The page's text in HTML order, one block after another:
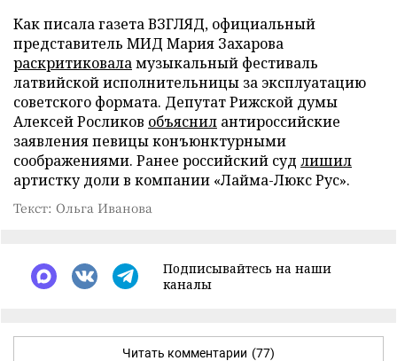
Как писала газета ВЗГЛЯД, официальный
представитель МИД Мария Захарова
раскритиковаламузыкальный фестиваль
латвийской исполнительницы за эксплуатацию
советского формата. Депутат Рижской думы
Алексей Росликов объяснил антироссийские
заявления певицы конъюнктурными
соображениями. Ранее российский суд лишил
артистку доли в компании «Лайма-Люкс Рус».
Текст: Ольга Иванова
Подписывайтесь на наши
каналы
Читать комментарии (77)